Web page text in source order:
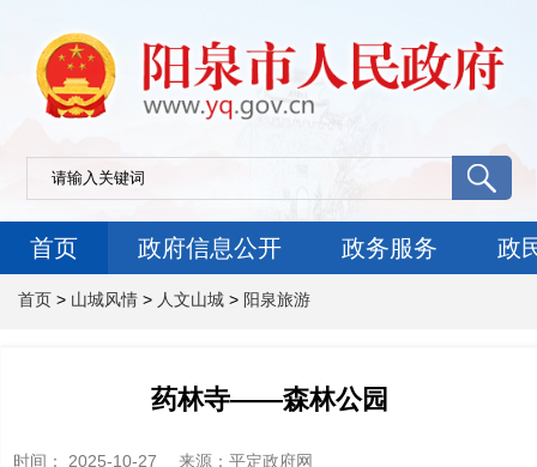
首页 政府信息公开 政务服务 政
首页 > 山城风情 > 人文山城 > 阳泉旅游
药林寺——森林公园
时间： 2025-10-27 来源 ：平定政府网